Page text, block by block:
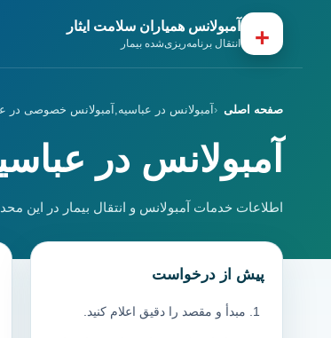
+ آمبولانس همیاران سلامت ایثار
انتقال برنامه‌ریزی‌شده بیمار
صفحه اصلی آمبولانس در عباسیه,آمبولانس خصوصی در
آمبولانس در
اطلاعات خدمات آمبولانس و انتقال بیمار در این
پیش از درخواست
مبدأ و مقصد را دقیق اعلام کنید.